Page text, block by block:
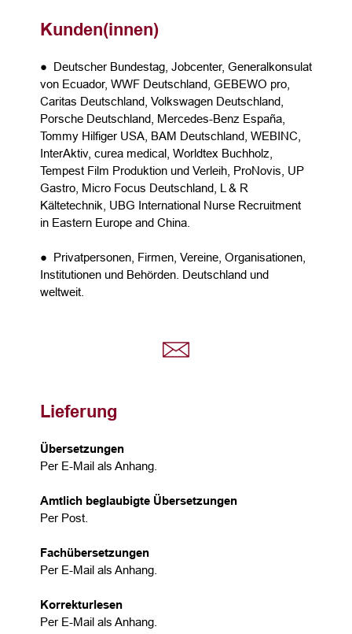
Kunden(innen)
● Deutscher Bundestag, Jobcenter, Generalkonsulat
von Ecuador, WWF Deutschland, GEBEWO pro,
Caritas Deutschland, Volkswagen Deutschland,
Porsche Deutschland, Mercedes-Benz España,
Tommy Hilfiger USA, BAM Deutschland, WEBINC,
InterAktiv, curea medical, Worldtex Buchholz,
Tempest Film Produktion und Verleih, ProNovis, UP
Gastro, Micro Focus Deutschland, L & R
Kältetechnik, UBG International Nurse Recruitment
in Eastern Europe and China.
● Privatpersonen, Firmen, Vereine, Organisationen,
Institutionen und Behörden. Deutschland und
weltweit.
Lieferung
Übersetzungen
Per E-Mail als Anhang.
Amtlich beglaubigte Übersetzungen
Per Post.
Fachübersetzungen
Per E-Mail als Anhang.
Korrekturlesen
Per E-Mail als Anhang.